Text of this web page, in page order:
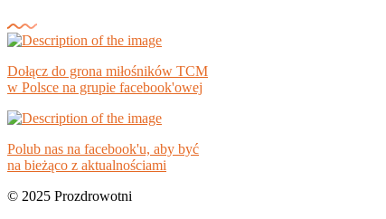
Dołącz do grona miłośników TCM
w Polsce na grupie facebook'owej
Polub nas na facebook'u, aby być
na bieżąco z aktualnościami
© 2025 Prozdrowotni